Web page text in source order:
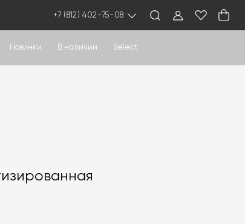
+7 (812) 402-75-08
Новинки В наличии Select